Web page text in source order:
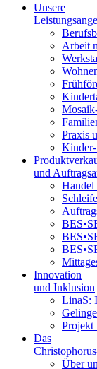
Unsere
Arbeit
Praxis
und
Handel
Innovation
und Inklusion
LinaS:
Projekt
Das
Über